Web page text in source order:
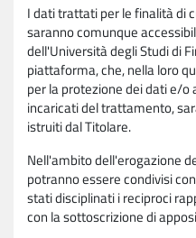
I dati trattati per le finalità di
saranno comunque
dell'Università degli Studi di
piattaforma, che, nella loro
per la protezione dei dati e/
incaricati del trattamento,
istruiti dal Titolare.
Nell'ambito dell'erogazione
potranno essere condivisi
stati disciplinati i reciproci
con la sottoscrizione di